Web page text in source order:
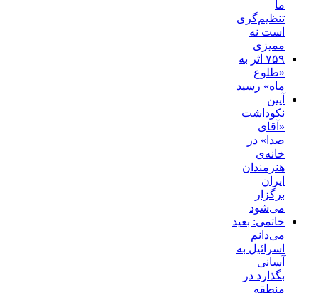
ما
تنظیم‌گری
است نه
ممیزی
۷۵۹ اثر به
«طلوع
ماه» رسید
آیین
نکوداشت
«آقای
صدا» در
خانه‌ی
هنرمندان
ایران
برگزار
می‌شود
خاتمی: بعید
می‌دانم
اسرائیل به
آسانی
بگذارد در
منطقه